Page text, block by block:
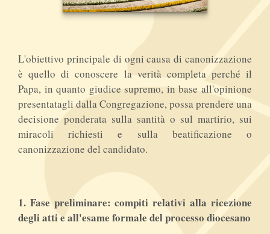
L'obiettivo principale di ogni causa di canonizzazione
è quello di conoscere la verità completa perché il
Papa, in quanto giudice supremo, in base all'opinione
presentatagli dalla Congregazione, possa prendere una
decisione ponderata sulla santità o sul martirio, sui
miracoli richiesti e sulla beatificazione o
canonizzazione del candidato.
1. Fase preliminare: compiti relativi alla ricezione
degli atti e all'esame formale del processo diocesano